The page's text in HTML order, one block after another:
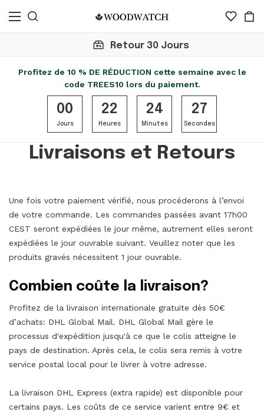
Retour 30 Jours
Profitez de 10 % DE RÉDUCTION cette semaine avec le
code TREES10 lors du paiement.
00
Jours
22
Heures
24
Minutes
26
Secondes
Livraisons et Retours
Une fois votre paiement vérifié, nous procéderons à l’envoi
de votre commande. Les commandes passées avant 17h00
CEST seront expédiées le jour même, autrement elles seront
expédiées le jour ouvrable suivant. Veuillez noter que les
produits gravés nécessitent 1 jour ouvrable.
Combien coûte la livraison?
Profitez de la livraison internationale gratuite dès 50€
d’achats: DHL Global Mail. DHL Global Mail gère le
processus d'expédition jusqu'à ce que le colis atteigne le
pays de destination. Après cela, le colis sera remis à votre
service postal local pour le livrer à votre adresse.
La livraison DHL Express (extra rapide) est disponible pour
certains pays. Les coûts de ce service varient entre 9€ et